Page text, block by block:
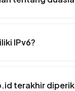
IPv6?
terakhir